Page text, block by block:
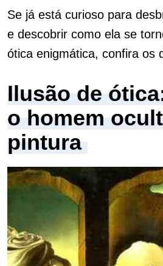
Se já está curioso para
e descobrir como ela se
ótica enigmática, confira os
Ilusão de
o homem
pintura